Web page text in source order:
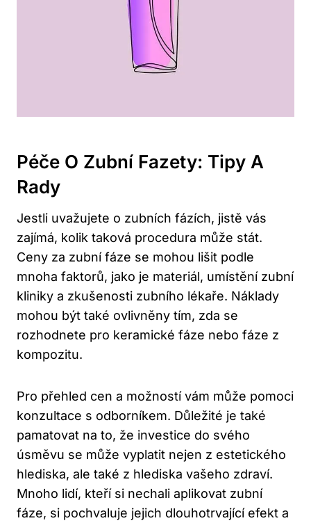
Péče O Zubní Fazety: Tipy A
Rady
Jestli uvažujete o zubních fázích, jistě vás
zajímá, kolik taková procedura může stát.
Ceny za zubní fáze se mohou lišit podle
mnoha faktorů, jako je materiál, umístění zubní
kliniky a zkušenosti zubního lékaře. Náklady
mohou být také ovlivněny tím, zda se
rozhodnete pro keramické fáze nebo fáze z
kompozitu.
Pro přehled cen a možností vám může pomoci
konzultace s odborníkem. Důležité je také
pamatovat na to, že investice do svého
úsměvu se může vyplatit nejen z estetického
hlediska, ale také z hlediska vašeho zdraví.
Mnoho lidí, kteří si nechali aplikovat zubní
fáze, si pochvaluje jejich dlouhotrvající efekt a